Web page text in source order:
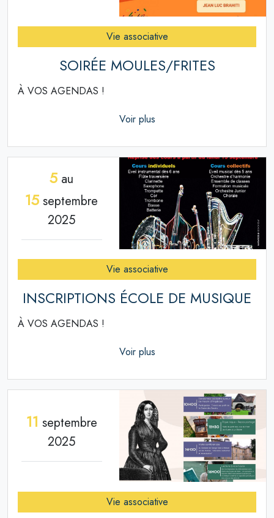
Vie associative
SOIRÉE MOULES/FRITES
À VOS AGENDAS !
Voir plus
5 au
15 septembre
2025
Vie associative
INSCRIPTIONS ÉCOLE DE MUSIQUE
À VOS AGENDAS !
Voir plus
11 septembre
2025
Vie associative